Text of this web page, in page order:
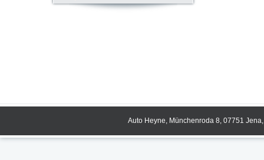
Auto Heyne, Münchenroda 8, 07751